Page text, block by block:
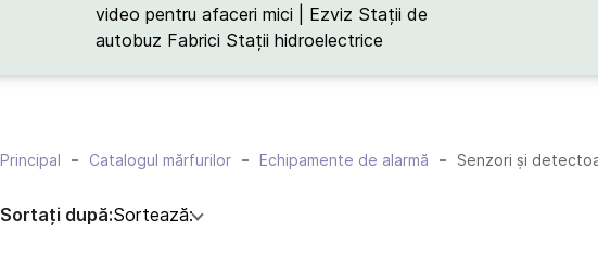
video pentru afaceri mici | Ezviz Stații de
autobuz Fabrici Stații hidroelectrice
Principal Catalogul mărfurilor Echipamente de alarmă Senzori și
Sortați după:Sortează: